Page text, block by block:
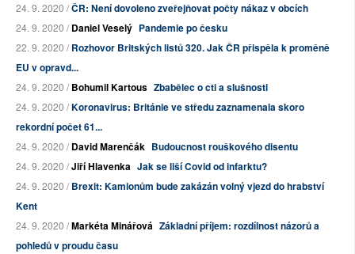
24. 9. 2020 /ČR: Není dovoleno zveřejňovat počty nákaz v obcích
24. 9. 2020 /Daniel Veselý Pandemie po česku
22. 9. 2020 /Rozhovor Britských listů 320. Jak ČR přispěla k proměně
EU v opravd...
24. 9. 2020 /Bohumil Kartous Zbabělec o cti a slušnosti
24. 9. 2020 /Koronavirus: Británie ve středu zaznamenala skoro
rekordní počet 61...
24. 9. 2020 /David Marenčák Budoucnost rouškového disentu
24. 9. 2020 /Jiří Hlavenka Jak se liší Covid od infarktu?
24. 9. 2020 /Brexit: Kamionům bude zakázán volný vjezd do hrabství
Kent
24. 9. 2020 /Markéta Minářová Základní příjem: rozdílnost názorů a
pohledů v proudu času